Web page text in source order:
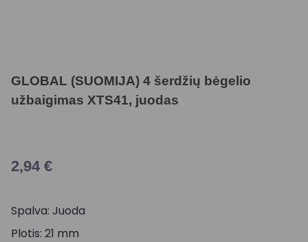
GLOBAL (SUOMIJA) 4 šerdžių bėgelio
užbaigimas XTS41, juodas
2,94 €
Spalva: Juoda
Plotis: 21 mm